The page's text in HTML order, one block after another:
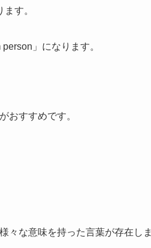
す。
」になります。
おすすめです。
々な意味を持った言葉が存在しま